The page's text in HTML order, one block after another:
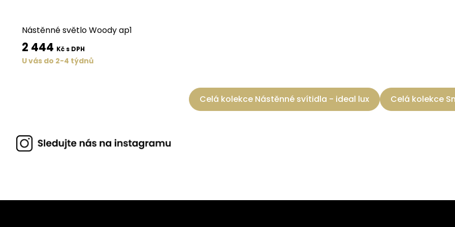
Nástěnné světlo Woody ap1
2 444 Kč s DPH
U vás do 2-4 týdnů
Celá kolekce Nástěnné svítidla - ideal lux Celá kolekce